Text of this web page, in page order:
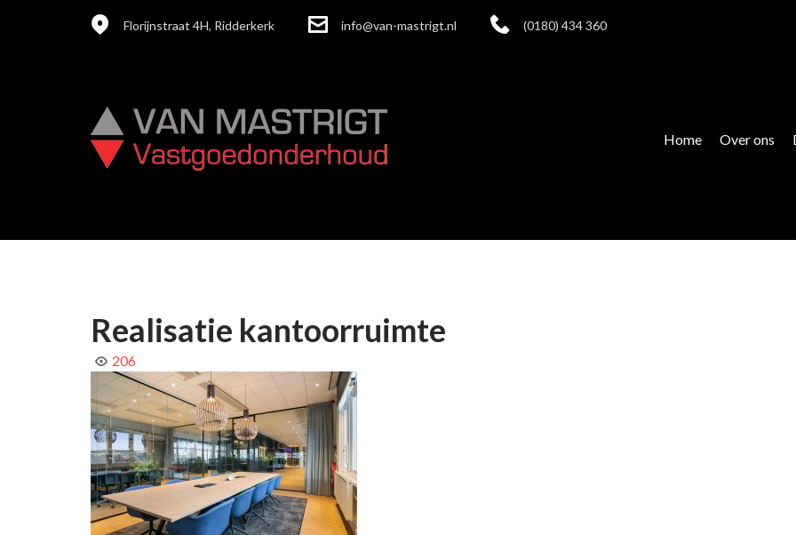
Florijnstraat 4H, Ridderkerk info@van-mastrigt.nl (0180) 434 360
Home Over ons
Realisatie kantoorruimte
206